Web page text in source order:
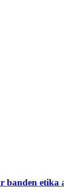
banden etika